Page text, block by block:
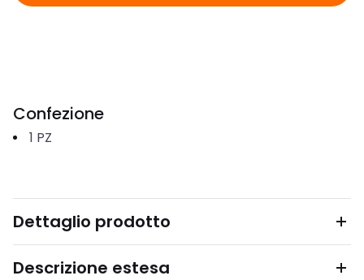
Confezione
1 PZ
Dettaglio prodotto
Descrizione estesa